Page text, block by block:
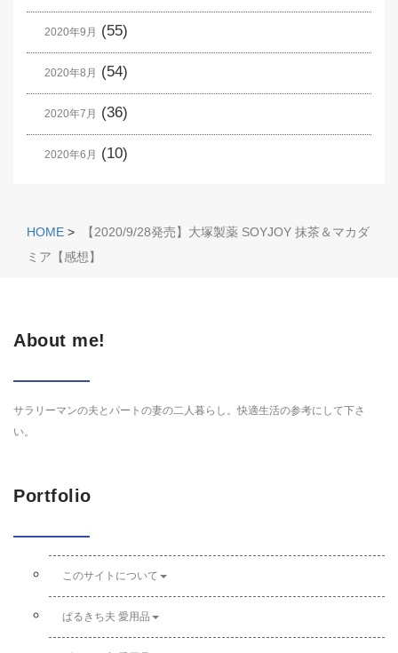
2020年9月 (55)
2020年8月 (54)
2020年7月 (36)
2020年6月 (10)
HOME >
【2020/9/28発売】大塚製薬 SOYJOY 抹茶＆マカダ
ミア【感想】
About me!
サラリーマンの夫とパートの妻の二人暮らし。快適生活の参考にして下さ
い。
Portfolio
このサイトについて
ぱるきち夫 愛用品